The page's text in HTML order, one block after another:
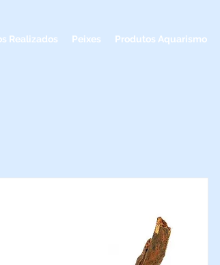
Realizados Peixes Produtos Aquarismo